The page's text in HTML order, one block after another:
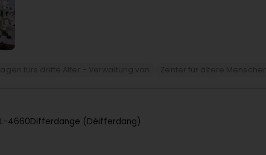
L-4660Differdange (Déifferdang)